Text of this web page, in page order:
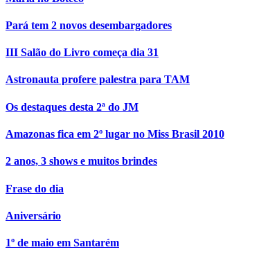
Pará tem 2 novos desembargadores
III Salão do Livro começa dia 31
Astronauta profere palestra para TAM
Os destaques desta 2ª do JM
Amazonas fica em 2º lugar no Miss Brasil 2010
2 anos, 3 shows e muitos brindes
Frase do dia
Aniversário
1º de maio em Santarém